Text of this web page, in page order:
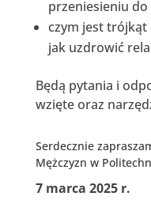
przeniesieniu do
czym jest trójkąt
jak uzdrowić
Będą pytania i
wzięte oraz
Serdecznie
Mężczyzn w
7 marca 2025 r.